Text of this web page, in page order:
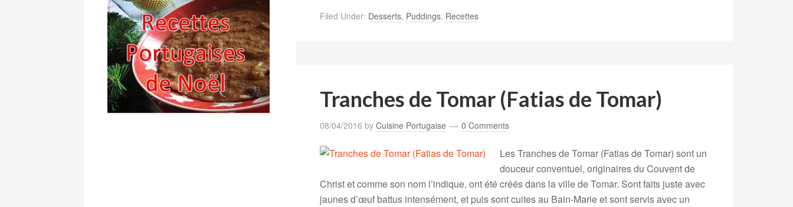
Filed Under: Desserts, Puddings, Recettes
Tranches de Tomar (Fatias de Tomar)
08/04/2016 by Cuisine Portugaise 0 Comments
Les Tranches de Tomar (Fatias de Tomar) sont un
douceur conventuel, originaires du Couvent de
Christ et comme son nom l’indique, ont été créés dans la ville de Tomar. Sont faits juste avec
jaunes d’œuf battus intensément, et puis sont cuites au Bain-Marie et sont servis avec un